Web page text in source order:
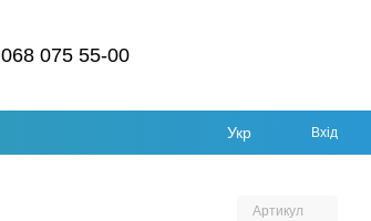
068 075 55-00
Укр Вхід
Артикул